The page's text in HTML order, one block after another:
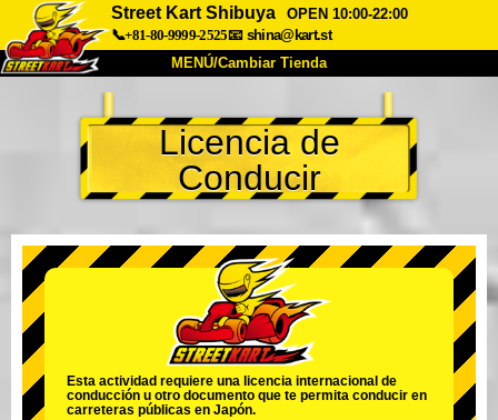
Street Kart Shibuya
OPEN 10:00-22:00
📞+81-80-9999-2525📧 shina@kart.st
MENÚ/Cambiar Tienda
Acerca de Especificaciones Precios
Acceso Testimonios Preguntas Frecuentes
Cambiar Tienda
Tokyo Akihabara#1
Tokyo Akihabara#2
Tokyo Shibuya Annex Tokyo Bay
Tokyo Asakusa
Licencia de
Conducir
Esta actividad requiere una licencia internacional de
conducción u otro documento que te permita conducir en
carreteras públicas en Japón.